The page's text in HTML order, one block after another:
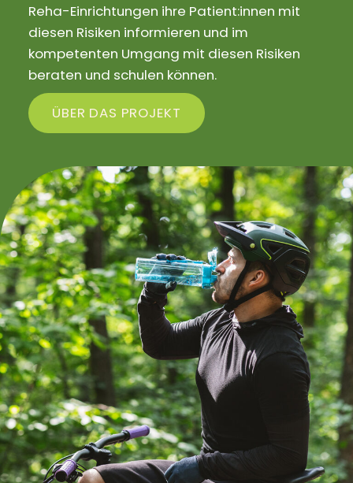
Reha-Einrichtungen ihre Patient:innen mit
diesen Risiken informieren und im
kompetenten Umgang mit diesen Risiken
beraten und schulen können.
ÜBER DAS PROJEKT